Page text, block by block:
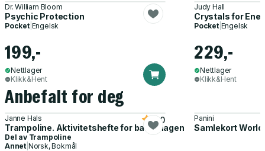
Dr. William Bloom
Psychic Protection
Pocket| Engelsk
199,-
Nettlager
Klikk&Hent
Judy Hall
Crystals for
Pocket| Engelsk
229,-
Nettlager
Klikk&Hent
Anbefalt for deg
Janne Hals
Trampoline. Aktivitetshefte for barnehagen
5.0
Del av Trampoline
Annet Norsk, Bokmål
Panini
Samlekort